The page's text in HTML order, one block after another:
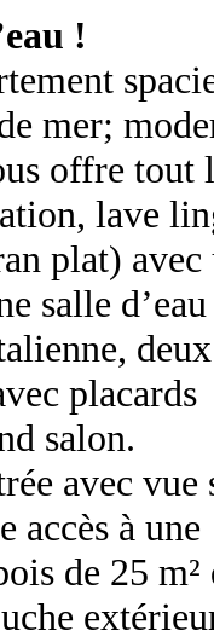
!
mer;
offre tout
lave
plat) avec
salle d’eau
deux
placards
salon.
avec vue
accès à une
de 25